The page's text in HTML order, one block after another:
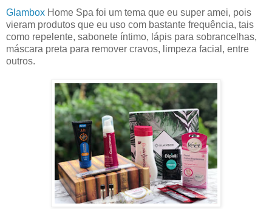
Glambox Home Spa foi um tema que eu super amei, pois
vieram produtos que eu uso com bastante frequência, tais
como repelente, sabonete íntimo, lápis para sobrancelhas,
máscara preta para remover cravos, limpeza facial, entre
outros.